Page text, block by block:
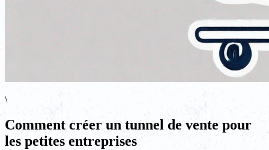
\
Comment créer un tunnel de vente pour
les petites entreprises